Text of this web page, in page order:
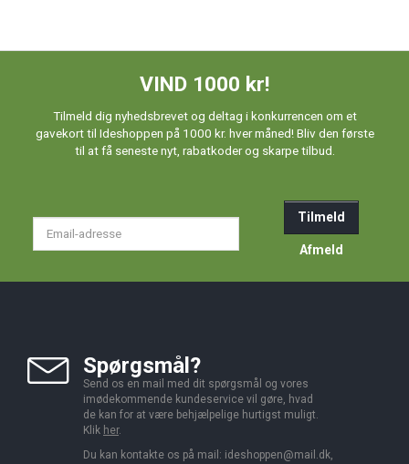
VIND 1000 kr!
Tilmeld dig nyhedsbrevet og deltag i konkurrencen om et
gavekort til Ideshoppen på 1000 kr. hver måned! Bliv den første
til at få seneste nyt, rabatkoder og skarpe tilbud.
Tilmeld
Afmeld
Spørgsmål?
Send os en mail med dit spørgsmål og vores
imødekommende kundeservice vil gøre, hvad
de kan for at være behjælpelige hurtigst muligt.
Klik her.
Du kan kontakte os på mail: ideshoppen@mail.dk,